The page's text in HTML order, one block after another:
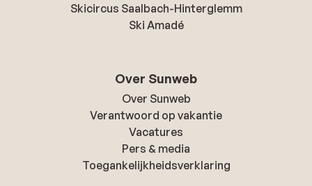
Skicircus Saalbach-Hinterglemm
Ski Amadé
Over Sunweb
Over Sunweb
Verantwoord op vakantie
Vacatures
Pers & media
Toegankelijkheidsverklaring